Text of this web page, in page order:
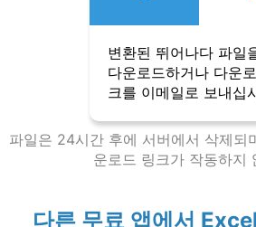
변환된 뛰어나다 파일
다운로드하거나 다운
크를 이메일로 보내십
파일은 24시간 후에 서버에서 삭제되
운로드 링크가 작동하지
다른 무료 앱에서